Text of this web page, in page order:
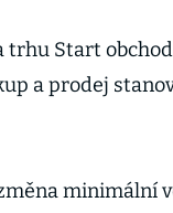
trhu Start
a prodej
minimální